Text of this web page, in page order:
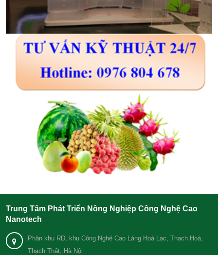
Trung Tâm Phát Triển Nông Nghiệp Công Nghệ Cao
Nanotech
Phân khu RD, khu Công Nghệ Cao Láng Hoà Lạc, Thạch Hoà,
Thạch Thất, Hà Nội